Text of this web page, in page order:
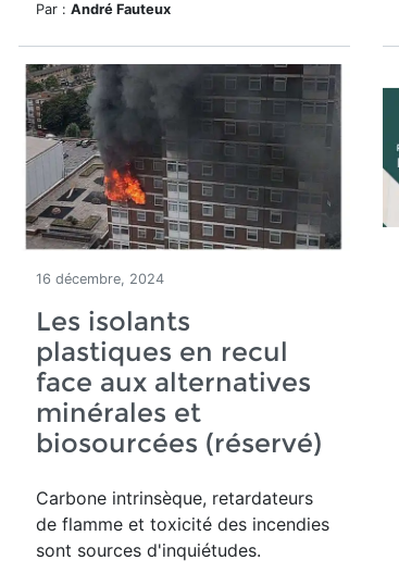
Par : André Fauteux
16 décembre, 2024
Les isolants
plastiques en recul
face aux alternatives
minérales et
biosourcées (réservé)
Carbone intrinsèque, retardateurs
de flamme et toxicité des incendies
sont sources d'inquiétudes.